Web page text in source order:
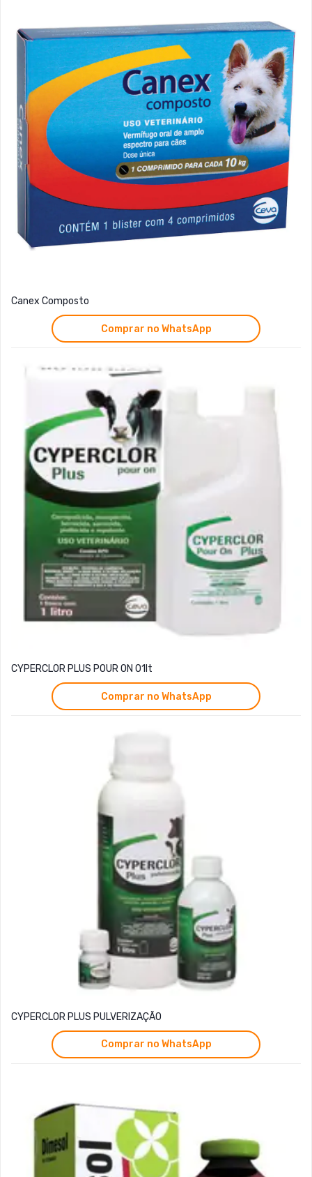
Canex Composto
Comprar no WhatsApp
CYPERCLOR PLUS POUR ON 01lt
Comprar no WhatsApp
CYPERCLOR PLUS PULVERIZAÇÃO
Comprar no WhatsApp